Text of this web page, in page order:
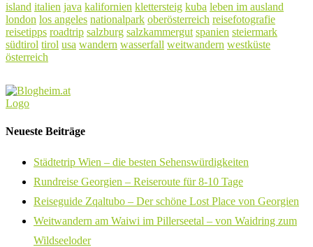
island italien java kalifornien klettersteig kuba leben im ausland
london los angeles nationalpark oberösterreich reisefotografie
reisetipps roadtrip salzburg salzkammergut spanien steiermark
südtirol tirol usa wandern wasserfall weitwandern westküste
österreich
Neueste Beiträge
Städtetrip Wien – die besten Sehenswürdigkeiten
Rundreise Georgien – Reiseroute für 8-10 Tage
Reiseguide Zqaltubo – Der schöne Lost Place von Georgien
Weitwandern am Waiwi im Pillerseetal – von Waidring zum
Wildseeloder